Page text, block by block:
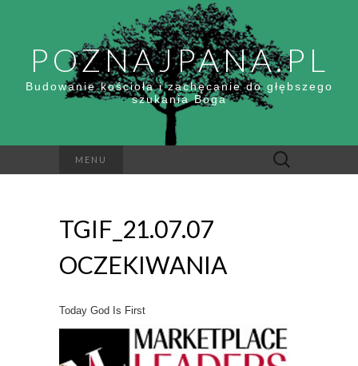
POZNAJPANA.PL
Budowanie kościoła i zachęcanie do głębszego
szukania Boga
MENU Szukaj:
TGIF_21.07.07
OCZEKIWANIA
Today God Is First